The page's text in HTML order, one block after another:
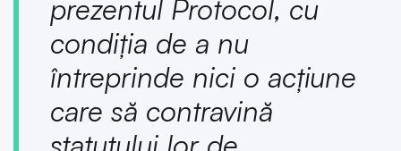
prezentul Protocol, cu
condiţia de a nu
întreprinde nici o acţiune
care să contravină